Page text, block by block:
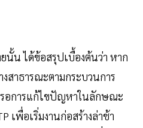
นั้น ได้ข้อสรุปเบื้องต้นว่า หาก
สาธารณะตามกระบวนการ
รอการแก้ไขปัญหาในลักษณะ
เพื่อเริ่มงานก่อสร้างล่าช้า